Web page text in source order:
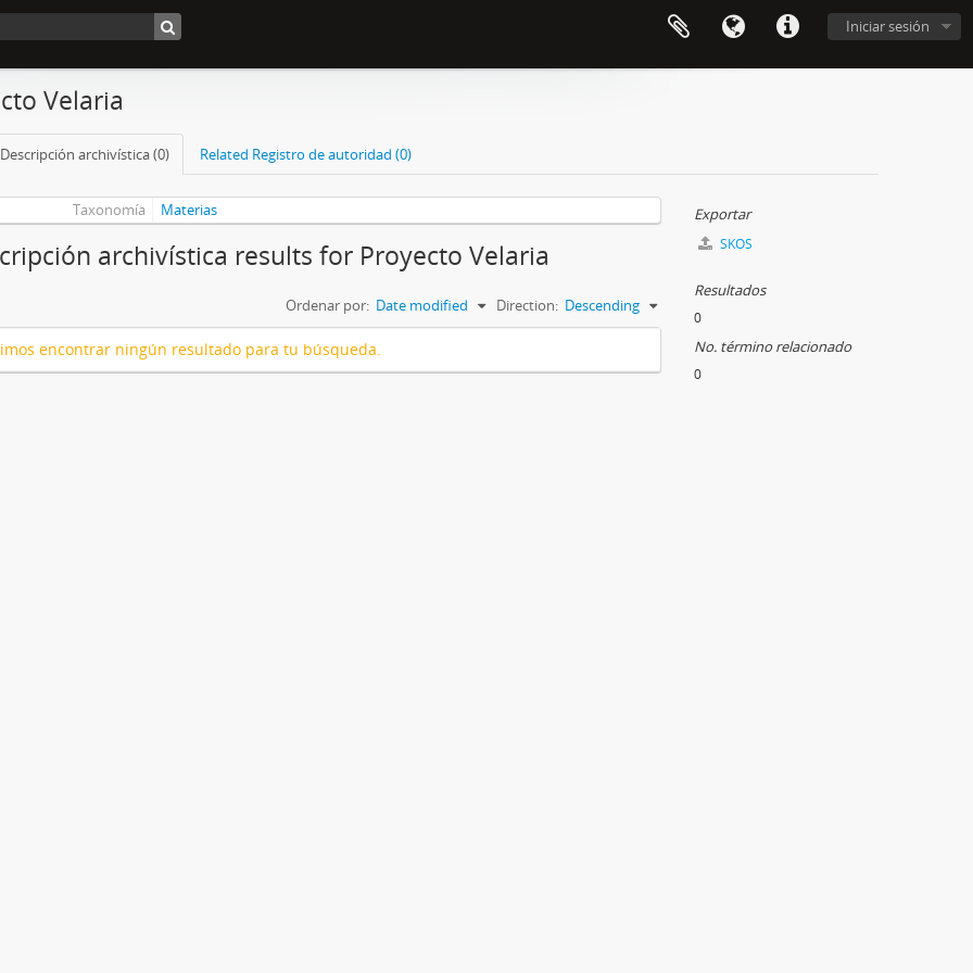
Iniciar sesión
Velaria
archivística (0) Related Registro de autoridad (0)
Taxonomía Materias
archivística results for Proyecto Velaria
Ordenar por: Date modified Direction: Descending
encontrar ningún resultado para tu búsqueda.
Exportar
SKOS
Resultados
0
No. término relacionado
0